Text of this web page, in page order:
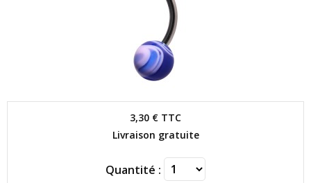
3,30 € TTC
Livraison gratuite
Quantité :